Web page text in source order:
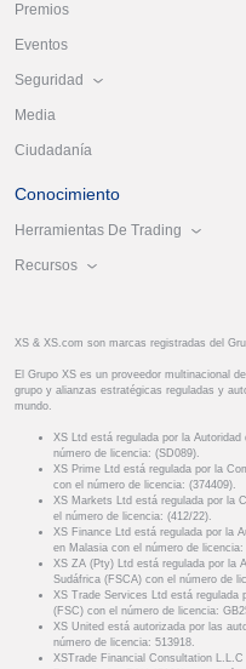
Premios
Eventos
Seguridad
Media
Ciudadanía
Conocimiento
Herramientas De Trading
Recursos
XS & XS.com son marcas registradas del
El Grupo XS es un proveedor multinacional
grupo y alianzas estratégicas reguladas y
mundo.
XS Ltd está regulada por la
número de licencia: (SD089).
XS Prime Ltd está regulada por la
con el número de licencia: (374409).
XS Markets Ltd está regulada por la
el número de licencia: (412/22).
XS Finance Ltd está regulada por la
en Malasia con el número de licencia:
XS ZA (Pty) Ltd está regulada por la
Sudáfrica (FSCA) con el número de
XS Trade Services Ltd está regulada
(FSC) con el número de licencia:
XS United está autorizada por las
número de licencia: 513918.
XSTrade Financial Consultation